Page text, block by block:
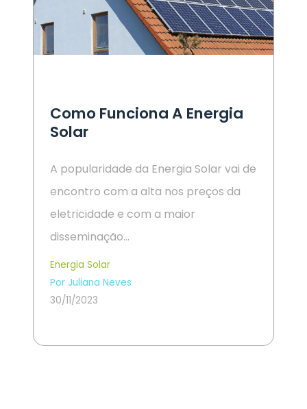
Como Funciona A Energia
Solar
A popularidade da Energia Solar vai de
encontro com a alta nos preços da
eletricidade e com a maior
disseminação…
Energia Solar
Por Juliana Neves
30/11/2023